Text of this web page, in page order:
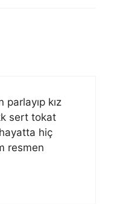
kız
sert tokat
hiç
resmen